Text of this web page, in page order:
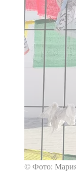
© Фото: Мария